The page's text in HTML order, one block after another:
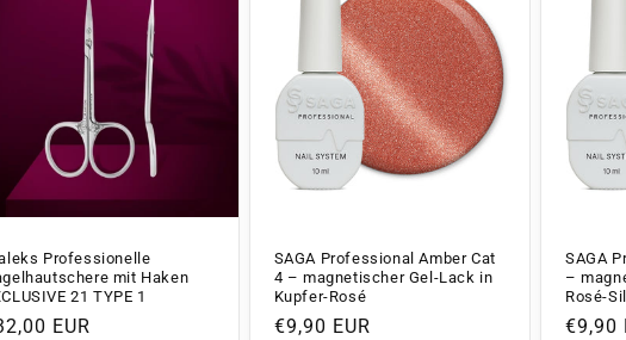
Professionelle
mit Haken
21 TYPE 1
EUR
SAGA Professional Amber Cat
4 – magnetischer Gel-Lack in
Kupfer-Rosé
Normaler
€9,90 EUR
SAGA
–
Rosé-
€9,90